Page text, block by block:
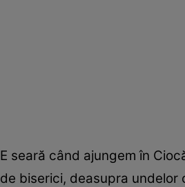
E seară când ajungem în
de biserici, deasupra undelor